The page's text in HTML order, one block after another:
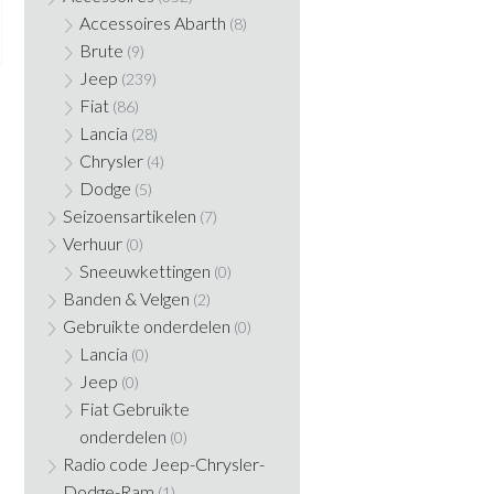
Accessoires Abarth (8)
Brute (9)
Jeep (239)
Fiat (86)
Lancia (28)
Chrysler (4)
Dodge (5)
Seizoensartikelen (7)
Verhuur (0)
Sneeuwkettingen (0)
Banden & Velgen (2)
Gebruikte onderdelen (0)
Lancia (0)
Jeep (0)
Fiat Gebruikte
onderdelen (0)
Radio code Jeep-Chrysler-